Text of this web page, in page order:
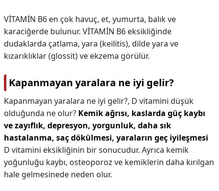
VİTAMİN B6 en çok havuç, et, yumurta, balık ve
karaciğerde bulunur. VİTAMİN B6 eksikliğinde
dudaklarda çatlama, yara (keilitis), dilde yara ve
kızarıklıklar (glossit) ve ekzema görülür.
Kapanmayan yaralara ne iyi gelir?
Kapanmayan yaralara ne iyi gelir?, D vitamini düşük
olduğunda ne olur? Kemik ağrısı, kaslarda güç kaybı
ve zayıflık, depresyon, yorgunluk, daha sık
hastalanma, saç dökülmesi, yaraların geç iyileşmesi
D vitamini eksikliğinin bir sonucudur. Ayrıca kemik
yoğunluğu kaybı, osteoporoz ve kemiklerin daha kırılgan
hale gelmesinede neden olur.